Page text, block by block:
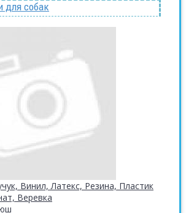
для собак
Винил, Латекс, Резина, Пластик
Веревка